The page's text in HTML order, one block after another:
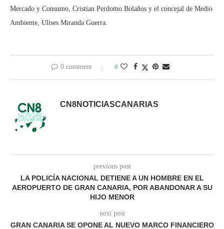
Mercado y Consumo, Cristian Perdomo Bolaños y el concejal de Medio
Ambiente, Ulises Miranda Guerra.
0 comment 0
CN8NOTICIASCANARIAS
previous post
LA POLICÍA NACIONAL DETIENE A UN HOMBRE EN EL
AEROPUERTO DE GRAN CANARIA, POR ABANDONAR A SU
HIJO MENOR
next post
GRAN CANARIA SE OPONE AL NUEVO MARCO FINANCIERO